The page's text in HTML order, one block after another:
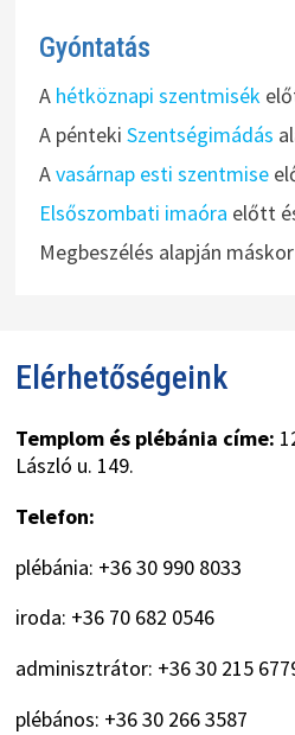
Gyóntatás
A hétköznapi szentmisék
A pénteki Szentségimádás
Avasárnap esti szentmise
Elsőszombati imaóra előtt
Megbeszélés alapján
Elérhetőségeink
Templom és plébánia címe:
László u. 149.
Telefon:
plébánia: +36 30 990 8033
iroda: +36 70 682 0546
adminisztrátor: +36 30 215
plébános: +36 30 266 3587